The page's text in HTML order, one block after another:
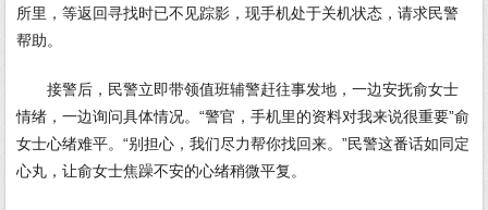
所里，等返回寻找时已不见踪影，现手机处于关机状态，请求民警
帮助。
接警后，民警立即带领值班辅警赶往事发地，一边安抚俞女士
情绪，一边询问具体情况。“警官，手机里的资料对我来说很重要”俞
女士心绪难平。“别担心，我们尽力帮你找回来。”民警这番话如同定
心丸，让俞女士焦躁不安的心绪稍微平复。